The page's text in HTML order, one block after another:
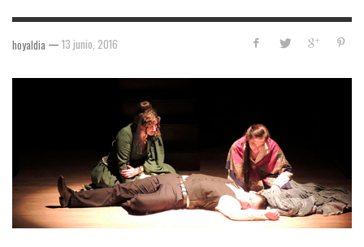
hoyaldia — 13 junio, 2016